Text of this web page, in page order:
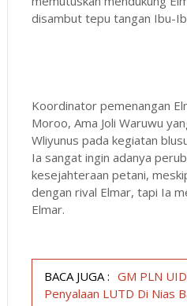
disambut tepu tangan Ibu-
Koordinator pemenangan
Moroo, Ama Joli Waruwu
Wliyunus pada kegiatan
Ia sangat ingin adanya
kesejahteraan petani,
dengan rival Elmar, tapi Ia
Elmar.
BACA JUGA : GM PLN
Penyalaan LUTD Di Nias